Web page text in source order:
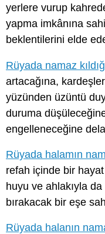
yerlere vurup
yapma imkânına
beklentilerini elde
Rüyada namaz
artacağına,
yüzünden üzüntü
duruma
engelleneceğine
Rüyada halamın
refah içinde bir
huyu ve ahlakıyla
bırakacak bir eşe
Rüyada halanın